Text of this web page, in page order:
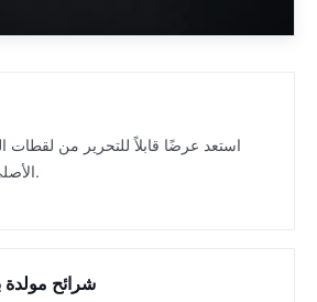
استعد عرضًا قابلاً للتحرير من لقطات
ملف PowerPoint الأصلي.
شرائح مولدة